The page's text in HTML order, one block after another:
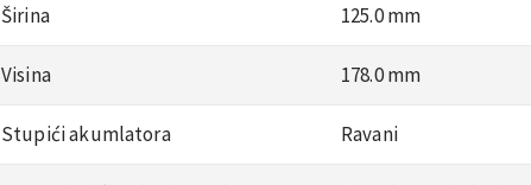
Širina 125.0 mm
Visina 178.0 mm
Stupići akumlatora Ravani